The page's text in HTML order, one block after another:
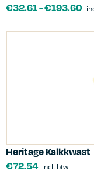
€32.61-€193.60
Heritage Kalkkwast
€72.54 incl. btw